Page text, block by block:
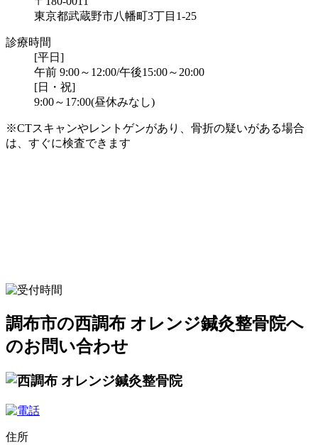
東京都武蔵野市八幡町3丁目1-25
診療時間
[平日]
午前 9:00～12:00/午後15:00～20:00
[日・祝]
9:00～17:00(昼休みなし)
※CTスキャンやレントゲンがあり、骨折の疑いがある場合
は、すぐに検査できます
調布市の西調布 オレンジ鍼灸整骨院へ
のお問い合わせ
住所